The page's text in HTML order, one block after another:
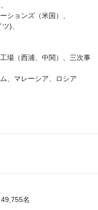
ションズ（米国）、
)、
場（西浦、中関）、三次事
、マレーシア、ロシア
名